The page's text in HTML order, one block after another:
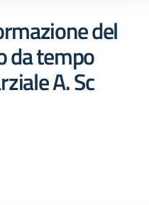
del
da tempo
A. Sc